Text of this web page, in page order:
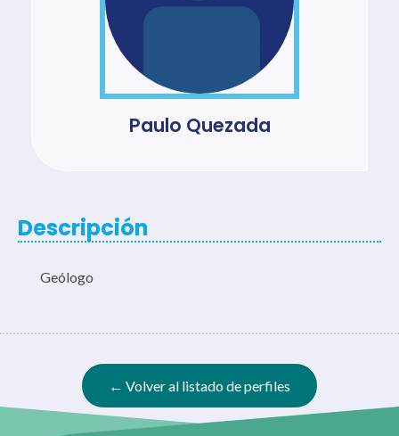
Paulo Quezada
Descripción
Geólogo
← Volver al listado de perfiles